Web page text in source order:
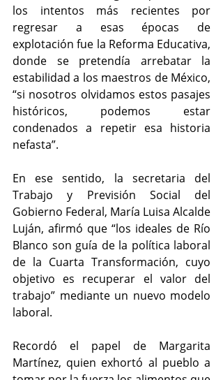
los intentos más recientes por
regresar a esas épocas de
explotación fue la Reforma Educativa,
donde se pretendía arrebatar la
estabilidad a los maestros de México,
“si nosotros olvidamos estos pasajes
históricos, podemos estar
condenados a repetir esa historia
nefasta”.
En ese sentido, la secretaria del
Trabajo y Previsión Social del
Gobierno Federal, María Luisa Alcalde
Luján, afirmó que “los ideales de Río
Blanco son guía de la política laboral
de la Cuarta Transformación, cuyo
objetivo es recuperar el valor del
trabajo” mediante un nuevo modelo
laboral.
Recordó el papel de Margarita
Martínez, quien exhortó al pueblo a